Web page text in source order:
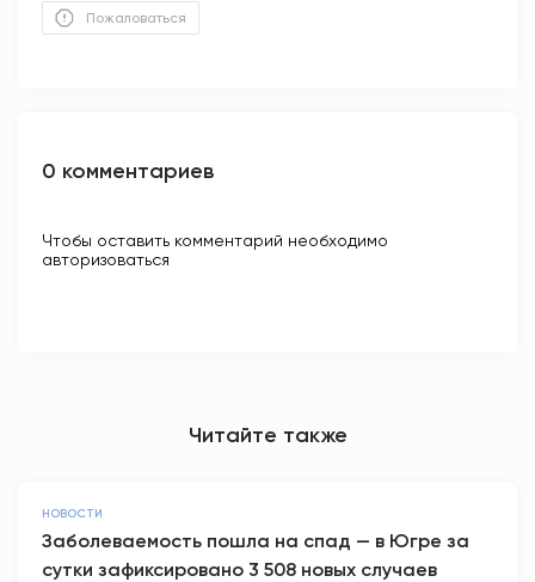
Пожаловаться
0 комментариев
Чтобы оставить комментарий необходимо
авторизоваться
Читайте также
НОВОСТИ
Заболеваемость пошла на спад — в Югре за
сутки зафиксировано 3 508 новых случаев